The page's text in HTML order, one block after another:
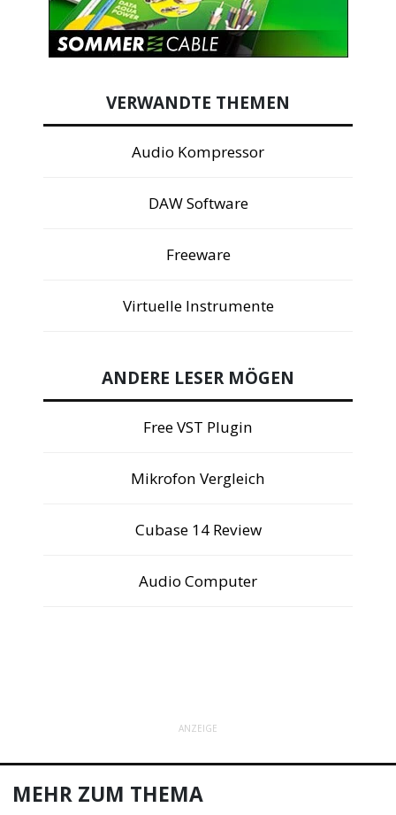
VERWANDTE THEMEN
Audio Kompressor
DAW Software
Freeware
Virtuelle Instrumente
ANDERE LESER MÖGEN
Free VST Plugin
Mikrofon Vergleich
Cubase 14 Review
Audio Computer
ANZEIGE
MEHR ZUM THEMA